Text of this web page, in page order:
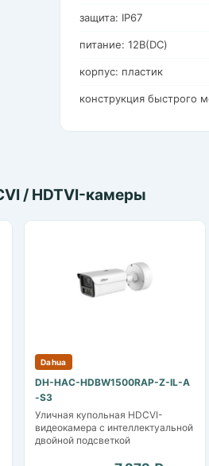
защита: IP67
питание: 12В(DC)
корпус: пластик
конструкция быстрого
/ HDTVI-камеры
Dahua
DH-HAC-HDBW1500RAP-Z-IL-A
-S3
Уличная купольная HDCVI-
видеокамера с интеллектуальной
двойной подсветкой